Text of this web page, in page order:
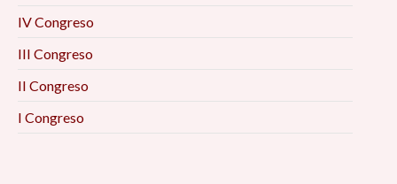
IV Congreso
III Congreso
II Congreso
I Congreso